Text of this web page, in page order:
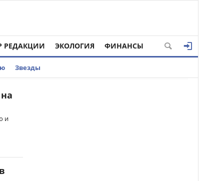
РЕДАКЦИИ ЭКОЛОГИЯ ФИНАНСЫ
Звезды
и